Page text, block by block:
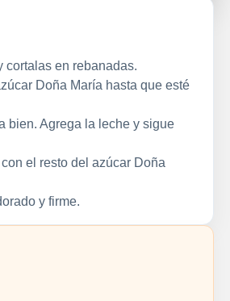
cortalas en rebanadas.
Doña María hasta que esté
bien. Agrega la leche y sigue
el resto del azúcar Doña
y firme.